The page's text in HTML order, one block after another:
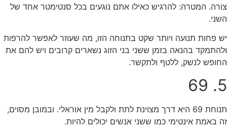
צורה. המטרה: להרגיש כאילו אתם נוגעים בכל סנטימטר אחד של
השני.
יש פחות תנועה ויותר שקט בתנוחה הזו, מה שעוזר לאפשר להרפות
ולהתמקד בהנאה בזמן ששני בני הזוג נשארים קרובים ויש להם את
החופש לנשק, ללטף ולתקשר.
5. 69
תנוחת 69 היא דרך מצוינת לתת ולקבל מין אוראלי. ובמובן מסוים,
זה באמת אינטימי כמו ששני אנשים יכולים להיות.